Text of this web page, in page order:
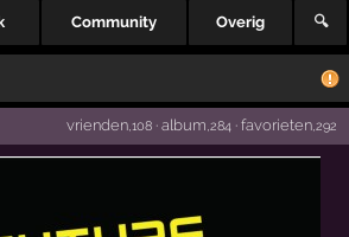
Community Overig 🔍
vrienden,108· album ,284· favorieten,292